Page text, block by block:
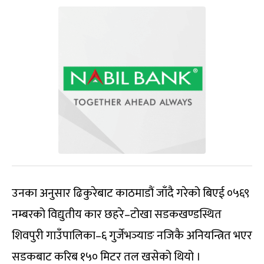
उनका अनुसार ढिकुरेबाट काठमाडौं जाँदै गरेको बिएई ०५६९
नम्बरको विद्युतीय कार छहरे–टोखा सडकखण्डस्थित
शिवपुरी गाउँपालिका–६ गुर्जेभञ्याङ नजिकै अनियन्त्रित भएर
सडकबाट करिब १५० मिटर तल खसेको थियो ।